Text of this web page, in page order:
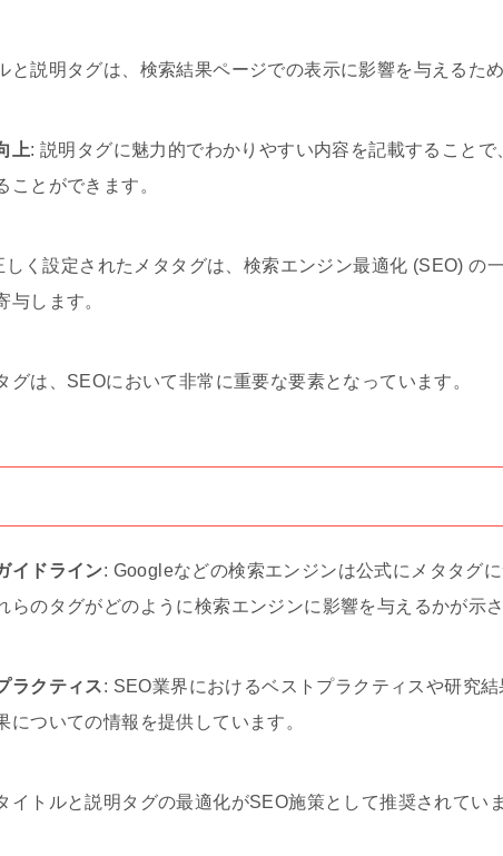
と説明タグは、検索結果ページでの表示に影響を与えるため
上: 説明タグに魅力的でわかりやすい内容を記載することで
ことができます。
しく設定されたメタタグは、検索エンジン最適化 (SEO) の
与します。
グは、SEOにおいて非常に重要な要素となっています。
イドライン: Googleなどの検索エンジンは公式にメタタグ
らのタグがどのように検索エンジンに影響を与えるかが示さ
ラクティス: SEO業界におけるベストプラクティスや研究
についての情報を提供しています。
イトルと説明タグの最適化がSEO施策として推奨されていま